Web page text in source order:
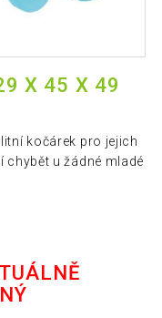
X 45 X 49
kočárek pro jejich
chybět u žádné mladé